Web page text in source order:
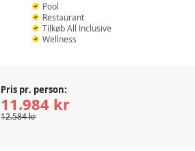
Pool
Restaurant
Tilkøb All Inclusive
Wellness
Pris pr. person:
11.984 kr
12.584 kr